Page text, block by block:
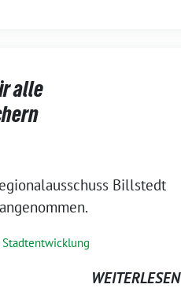
alle
Billstedt
Stadtentwicklung
WEITERLESEN